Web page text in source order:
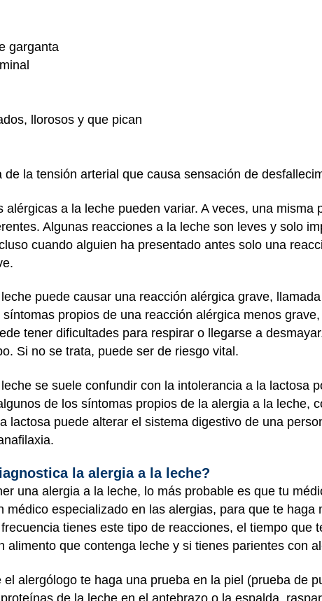
garganta
llorosos y que pican
de la tensión arterial que causa sensación de
alérgicas a la leche pueden variar. A veces, una
Algunas reacciones a la leche son leves y solo
cuando alguien ha presentado antes solo una
puede causar una reacción alérgica grave, llamada
propios de una reacción alérgica menos
tener dificultades para respirar o llegarse a
Si no se trata, puede ser de riesgo vital.
se suele confundir con la intolerancia a la lactosa
de los síntomas propios de la alergia a la leche,
lactosa puede alterar el sistema digestivo de una
la alergia a la leche?
una alergia a la leche, lo más probable es que tu
médico especializado en las alergias, para que te
tienes este tipo de reacciones, el tiempo que
alimento que contenga leche y si tienes parientes con
el alergólogo te haga una prueba en la piel (prueba de
de la leche en el antebrazo o la espalda,